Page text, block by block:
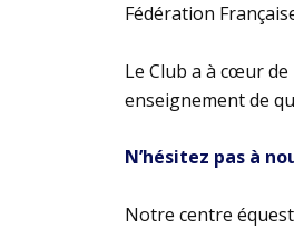
Fédération
Le Club a à cœur
enseignement de
N’hésitez pas à
Notre centre